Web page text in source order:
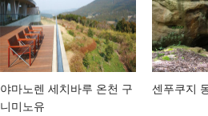
야마노렌 세치바루 온천 구
니미노유
센푸쿠지